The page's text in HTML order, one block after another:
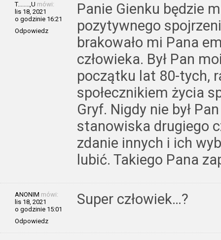
T........,U mówi:
lis 18, 2021
o godzinie 16:21
Odpowiedz
Panie Gienku będzie
pozytywnego
brakowało mi Pana
człowieka. Był Pan
początku lat 80-tych,
społecznikiem życia
Gryf. Nigdy nie był
stanowiska drugiego
zdanie innych i ich
lubić. Takiego Pana
ANONIM mówi:
lis 18, 2021
o godzinie 15:01
Odpowiedz
Super człowiek…?